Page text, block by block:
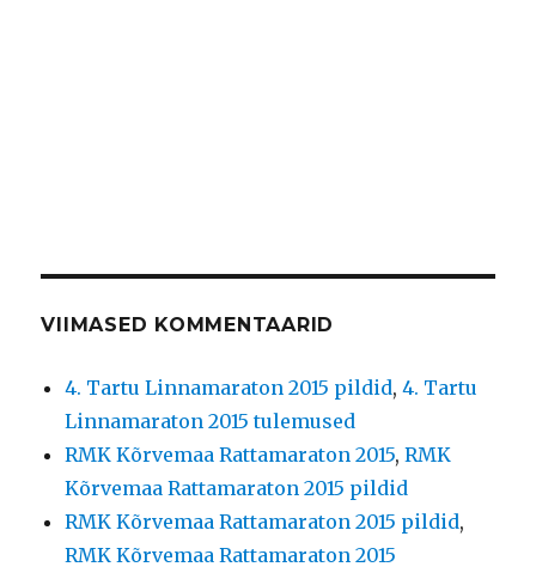
VIIMASED KOMMENTAARID
4. Tartu Linnamaraton 2015 pildid,4. Tartu
Linnamaraton 2015 tulemused
RMK Kõrvemaa Rattamaraton 2015,RMK
Kõrvemaa Rattamaraton 2015 pildid
RMK Kõrvemaa Rattamaraton 2015 pildid,
RMK Kõrvemaa Rattamaraton 2015